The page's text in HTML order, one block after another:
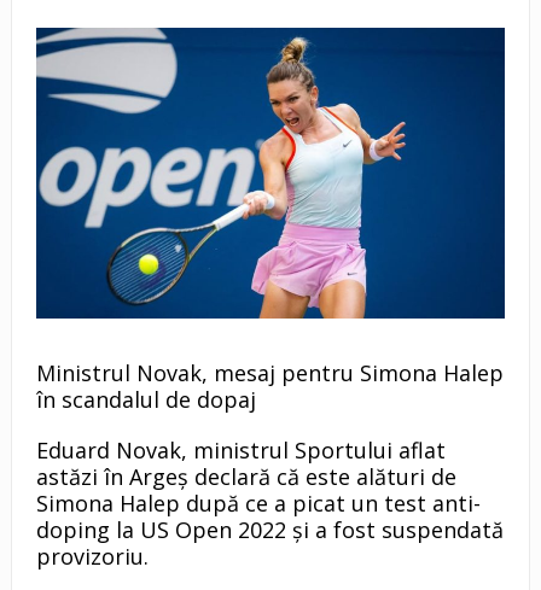
Ministrul Novak, mesaj pentru Simona Halep
în scandalul de dopaj
Eduard Novak, ministrul Sportului aflat
astăzi în Argeș declară că este alături de
Simona Halep după ce a picat un test anti-
doping la US Open 2022 și a fost suspendată
provizoriu.